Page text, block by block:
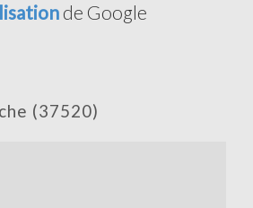
de Google
(37520)